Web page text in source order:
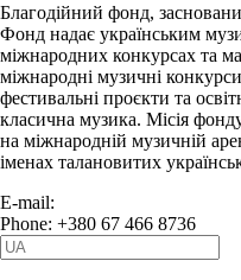
Благодійний фонд,
Фонд надає українським
міжнародних конкурсах та
міжнародні музичні
фестивальні проєкти та
класична музика. Місія
на міжнародній музичній
іменах талановитих
E-mail:
Phone: +380 67 466 8736